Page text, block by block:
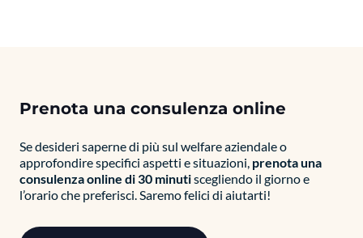
Prenota una consulenza online
Se desideri saperne di più sul welfare aziendale o
approfondire specifici aspetti e situazioni, prenota una
consulenza online di 30 minutiscegliendo il giorno e
l’orario che preferisci. Saremo felici di aiutarti!